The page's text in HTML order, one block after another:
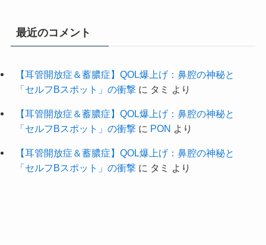
最近のコメント
【耳管開放症＆蓄膿症】QOL爆上げ：鼻腔の神秘と
「セルフBスポット」の衝撃に タミ より
【耳管開放症＆蓄膿症】QOL爆上げ：鼻腔の神秘と
「セルフBスポット」の衝撃に PON より
【耳管開放症＆蓄膿症】QOL爆上げ：鼻腔の神秘と
「セルフBスポット」の衝撃に タミ より